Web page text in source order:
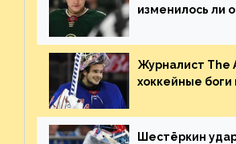
изменилось ли
Украине
Журналист The
хоккейные боги
великолепную
Шестёркин